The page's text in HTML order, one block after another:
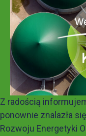
Z radością
ponownie znalazła
Rozwoju Energetyki